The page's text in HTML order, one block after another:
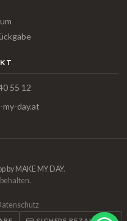
55 12
my-day.at
by MAKE MY DAY.